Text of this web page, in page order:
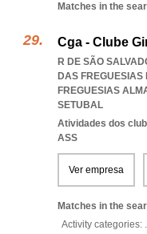
Matches in the
Cga - Clube
R DE SÃO
DAS
FREGUESIAS
SETUBAL
Atividades dos
ASS
Ver empresa
Matches in the
Activity categories: